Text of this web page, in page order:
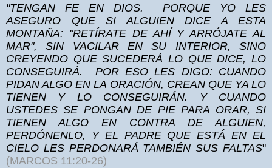
"TENGAN FE EN DIOS. PORQUE YO LES
ASEGURO QUE SI ALGUIEN DICE A ESTA
MONTAÑA: "RETÍRATE DE AHÍ Y ARRÓJATE AL
MAR", SIN VACILAR EN SU INTERIOR, SINO
CREYENDO QUE SUCEDERÁ LO QUE DICE, LO
CONSEGUIRÁ. POR ESO LES DIGO: CUANDO
PIDAN ALGO EN LA ORACIÓN, CREAN QUE YA LO
TIENEN Y LO CONSEGUIRÁN.
Y CUANDO
USTEDES SE PONGAN DE PIE PARA ORAR, SI
TIENEN ALGO EN CONTRA DE ALGUIEN,
PERDÓNENLO, Y EL PADRE QUE ESTÁ EN EL
CIELO LES PERDONARÁ TAMBIÉN SUS FALTAS"
(MARCOS 11:20-26)